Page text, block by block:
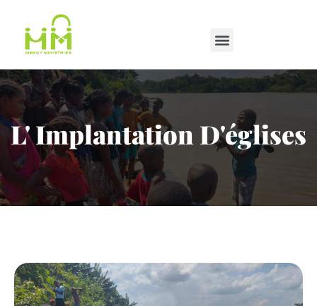
L' Implantation D'églises